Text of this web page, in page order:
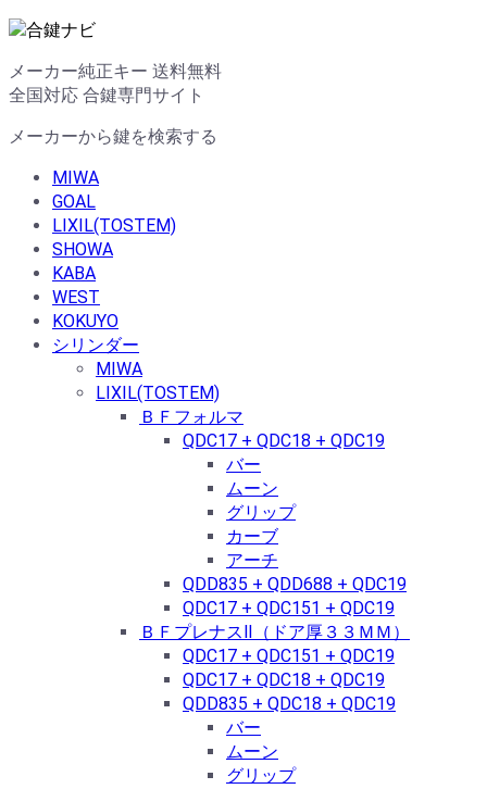
メーカー純正キー 送料無料
全国対応 合鍵専門サイト
メーカーから鍵を検索する
MIWA
GOAL
LIXIL(TOSTEM)
SHOWA
KABA
WEST
KOKUYO
シリンダー
MIWA
LIXIL(TOSTEM)
ＢＦフォルマ
QDC17 + QDC18 + QDC19
バー
ムーン
グリップ
カーブ
アーチ
QDD835 + QDD688 + QDC19
QDC17 + QDC151 + QDC19
ＢＦプレナスⅡ（ドア厚３３ＭＭ）
QDC17 + QDC151 + QDC19
QDC17 + QDC18 + QDC19
QDD835 + QDC18 + QDC19
バー
ムーン
グリップ